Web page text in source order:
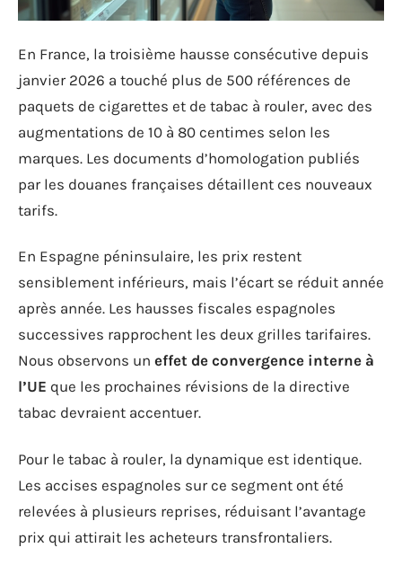
En France, la troisième hausse consécutive depuis
janvier 2026 a touché plus de 500 références de
paquets de cigarettes et de tabac à rouler, avec des
augmentations de 10 à 80 centimes selon les
marques. Les documents d’homologation publiés
par les douanes françaises détaillent ces nouveaux
tarifs.
En Espagne péninsulaire, les prix restent
sensiblement inférieurs, mais l’écart se réduit année
après année. Les hausses fiscales espagnoles
successives rapprochent les deux grilles tarifaires.
Nous observons un effet de convergence interne à
l’UE que les prochaines révisions de la directive
tabac devraient accentuer.
Pour le tabac à rouler, la dynamique est identique.
Les accises espagnoles sur ce segment ont été
relevées à plusieurs reprises, réduisant l’avantage
prix qui attirait les acheteurs transfrontaliers.